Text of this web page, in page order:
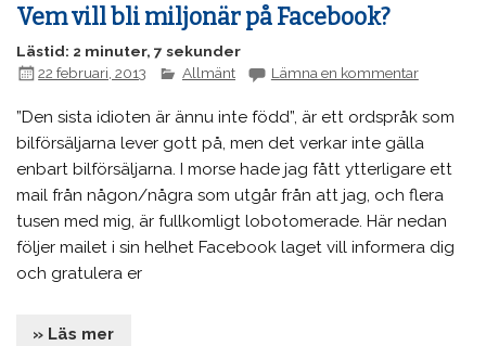
Vem vill bli miljonär på Facebook?
Lästid: 2 minuter, 7 sekunder
22 februari, 2013
Allmänt Lämna en kommentar
”Den sista idioten är ännu inte född”, är ett ordspråk som
bilförsäljarna lever gott på, men det verkar inte gälla
enbart bilförsäljarna. I morse hade jag fått ytterligare ett
mail från någon/några som utgår från att jag, och flera
tusen med mig, är fullkomligt lobotomerade. Här nedan
följer mailet i sin helhet Facebook laget vill informera dig
och gratulera er
» Läs mer